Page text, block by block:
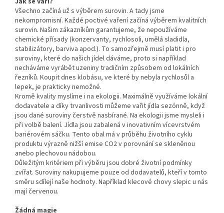
Všechno začíná už s výběrem surovin. A tady jsme
nekompromisní. Každé poctivé vaření začíná výběrem kvalitních
surovin. Našim zákazníkům garantujeme, že nepoužíváme
chemické přísady (konzervanty, rychlosoli, umělá sladidla,
stabilizátory, barviva apod.). To samozřejmě musí platit i pro
suroviny, které do našich jídel dáváme, proto si například
necháváme vyrábět uzeniny tradičním způsobem od lokálních
řezníků. Koupit dnes klobásu, ve které by nebyla rychlosůl a
lepek, je prakticky nemožné.
Kromě kvality myslíme i na ekologii. Maximálně využíváme lokální
dodavatele a díky trvanlivosti můžeme vařit jídla sezónně, když
jsou dané suroviny čerstvě nasbírané. Na ekologii jsme mysleli i
při volbě balení. Jídla jsou zabalená v inovativním vícevrstvém
bariérovém sáčku. Tento obal má v průběhu životního cyklu
produktu výrazně nižší emise CO2 v porovnání se skleněnou
anebo plechovou nádobou.
Důležitým kritériem při výběru jsou dobré životní podmínky
zvířat. Suroviny nakupujeme pouze od dodavatelů, kteří v tomto
směru sdílejí naše hodnoty. Například klecové chovy slepic u nás
mají červenou.
Žádná magie